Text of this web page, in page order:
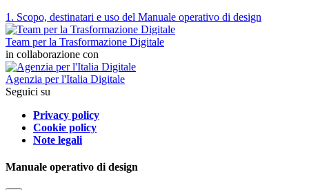
1. Scopo, destinatari e uso del Manuale operativo di design
Team per la Trasformazione Digitale
in collaborazione con
Agenzia per l'Italia Digitale
Seguici su
Privacy policy
Cookie policy
Note legali
Manuale operativo di design